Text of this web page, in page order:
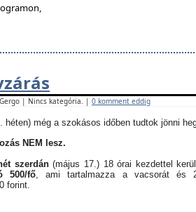
| Nincs kategória. | 0 komment eddig
még a szokásos időben tudtok jönni
NEM lesz.
szerdán(május 17.) 18 órai kezdettel
500/fő , ami tartalmazza a vacsorát és
forint.